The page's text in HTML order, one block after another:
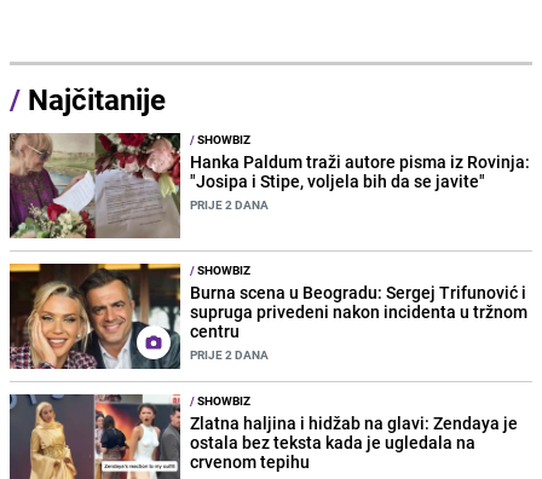
/ Najčitanije
/SHOWBIZ
Hanka Paldum traži autore pisma iz Rovinja:
"Josipa i Stipe, voljela bih da se javite"
PRIJE 2 DANA
/SHOWBIZ
Burna scena u Beogradu: Sergej Trifunović i
supruga privedeni nakon incidenta u tržnom
centru
PRIJE 2 DANA
/SHOWBIZ
Zlatna haljina i hidžab na glavi: Zendaya je
ostala bez teksta kada je ugledala na
crvenom tepihu